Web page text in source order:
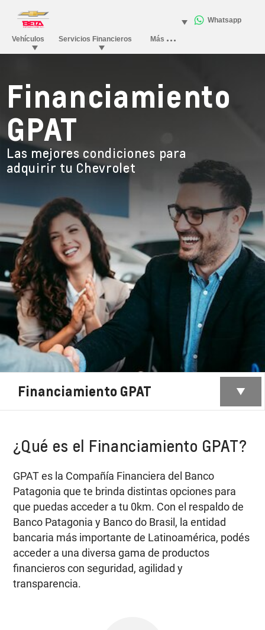
Financiamiento
GPAT
Las mejores condiciones para
adquirir tu Chevrolet
Financiamiento GPAT
¿Qué es el Financiamiento GPAT?
GPAT es la Compañía Financiera del Banco
Patagonia que te brinda distintas opciones para
que puedas acceder a tu 0km. Con el respaldo de
Banco Patagonia y Banco do Brasil, la entidad
bancaria más importante de Latinoamérica, podés
acceder a una diversa gama de productos
financieros con seguridad, agilidad y
transparencia.